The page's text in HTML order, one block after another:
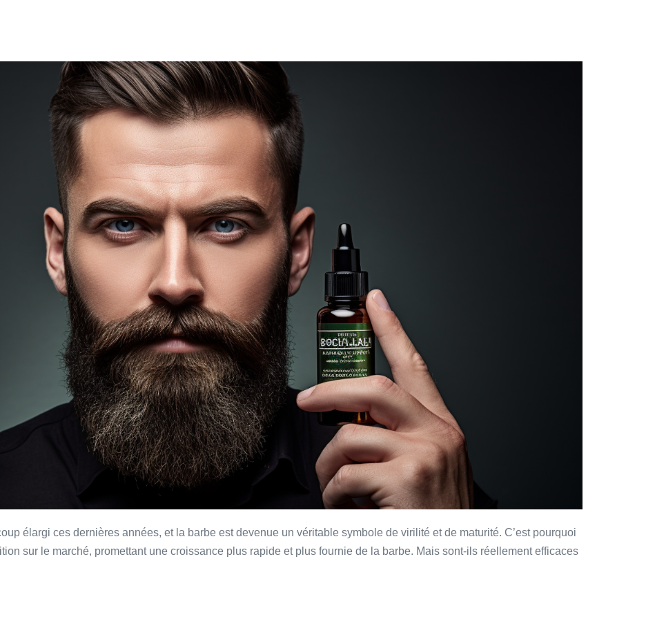
élargi ces dernières années, et la barbe est devenue un véritable symbole de virilité et de maturité. C’est pourquoi
sur le marché, promettant une croissance plus rapide et plus fournie de la barbe. Mais sont-ils réellement efficaces